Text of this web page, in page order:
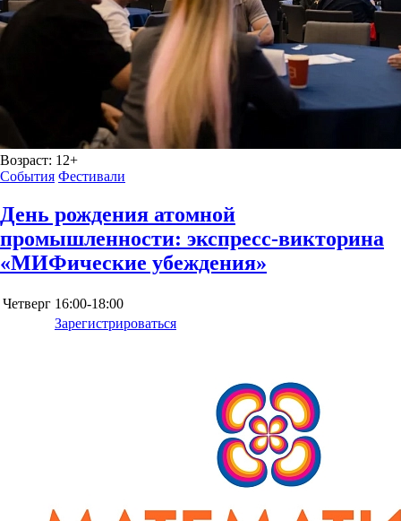
Возраст: 12+
События Фестивали
День рождения атомной
промышленности: экспресс-викторина
«МИФические убеждения»
Четверг 16:00-18:00
Зарегистрироваться